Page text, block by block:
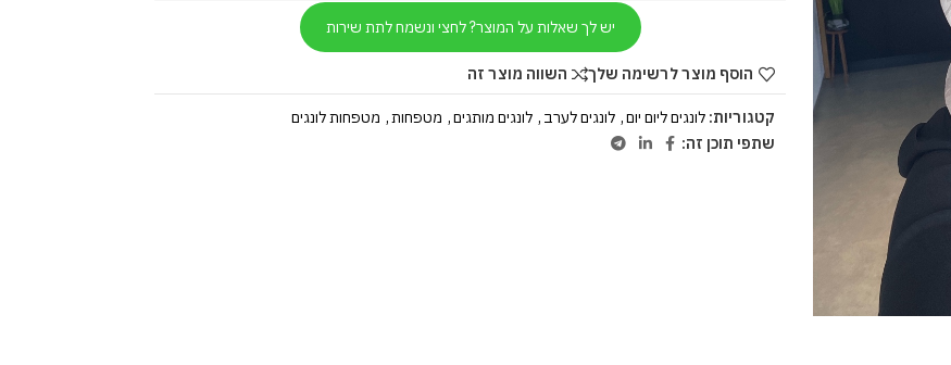
יש לך שאלות על המוצר? לחצי ונשמח לתת שירות
הוסף מוצר לרשימה שלך השווה מוצר זה
קטגוריות: לונגים ליום יום, לונגים לערב , לונגים מותגים, מטפחות, מטפחות לונגים
שתפי תוכן זה: